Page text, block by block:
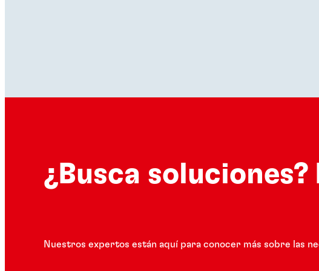
¿Busca
Nuestros expertos están aquí para conocer más sobre las